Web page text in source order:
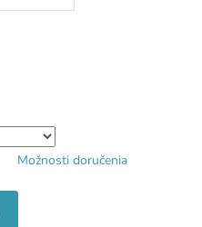
Možnosti doručenia